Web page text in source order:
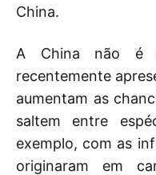
China.
A China não é
recentemente
aumentam as
saltem entre
exemplo, com as
originaram em